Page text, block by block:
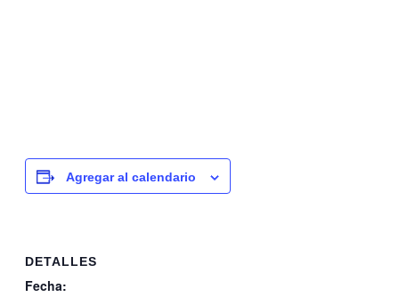
Agregar al calendario
DETALLES
Fecha: